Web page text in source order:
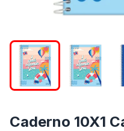
Caderno 10X1